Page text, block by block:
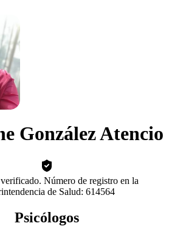
González Atencio
Número de registro en la
de Salud: 614564
Psicólogos